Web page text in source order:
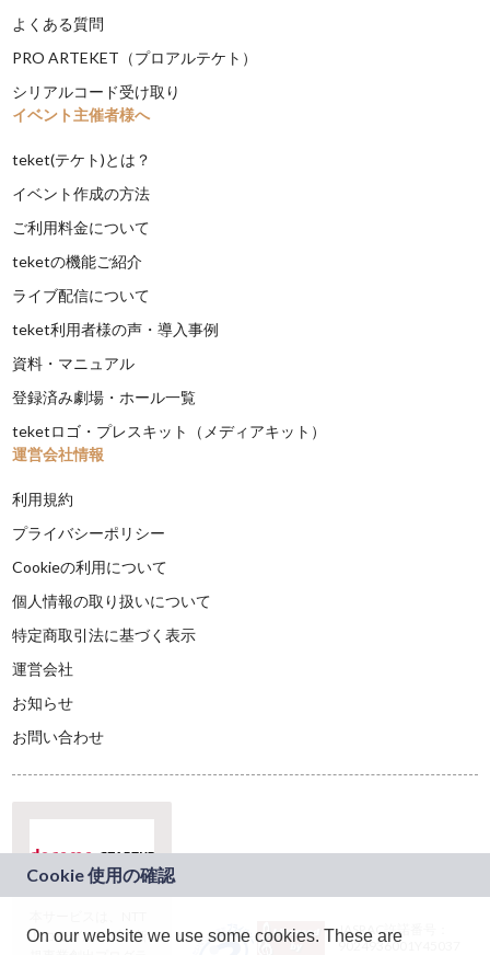
よくある質問
PRO ARTEKET（プロアルテケト）
シリアルコード受け取り
イベント主催者様へ
teket(テケト)とは？
イベント作成の方法
ご利用料金について
teketの機能ご紹介
ライブ配信について
teket利用者様の声・導入事例
資料・マニュアル
登録済み劇場・ホール一覧
teketロゴ・プレスキット（メディアキット）
運営会社情報
利用規約
プライバシーポリシー
Cookieの利用について
個人情報の取り扱いについて
特定商取引法に基づく表示
運営会社
お知らせ
お問い合わせ
ドコモグループの新
JASRAC許諾番号：
9024936001Y45037
On our website we use some cookies. These are